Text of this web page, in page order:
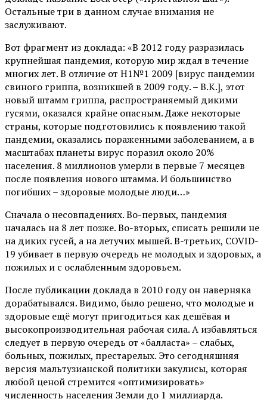
Остальные три в данном случае внимания не
заслуживают.
Вот фрагмент из доклада: «В 2012 году разразилась
крупнейшая пандемия, которую мир ждал в течение
многих лет. В отличие от H1№1 2009 [вирус пандемии
свиного гриппа, возникшей в 2009 году. – В.К.], этот
новый штамм гриппа, распространяемый дикими
гусями, оказался крайне опасным. Даже некоторые
страны, которые подготовились к появлению такой
пандемии, оказались пораженными заболеванием, а в
масштабах планеты вирус поразил около 20%
населения. 8 миллионов умерли в первые 7 месяцев
после появления нового штамма. И большинство
погибших – здоровые молодые люди…»
Сначала о несовпадениях. Во-первых, пандемия
началась на 8 лет позже. Во-вторых, списать решили не
на диких гусей, а на летучих мышей. В-третьих, COVID-
19 убивает в первую очередь не молодых и здоровых, а
пожилых и с ослабленным здоровьем.
После публикации доклада в 2010 году он наверняка
дорабатывался. Видимо, было решено, что молодые и
здоровые ещё могут пригодиться как дешёвая и
высокопроизводительная рабочая сила. А избавляться
следует в первую очередь от «балласта» – слабых,
больных, пожилых, престарелых. Это сегодняшняя
версия мальтузианской политики закулисы, которая
любой ценой стремится «оптимизировать»
численность населения Земли до 1 миллиарда.